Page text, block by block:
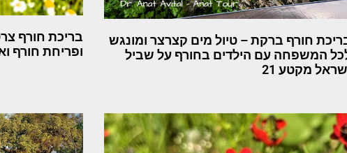
חורף ברקת – טיול מים קצרצר ומונגש
המשפחה עם הילדים בחורף על שביל
מקטע 21
בריכת חורף
ופריחת חורף